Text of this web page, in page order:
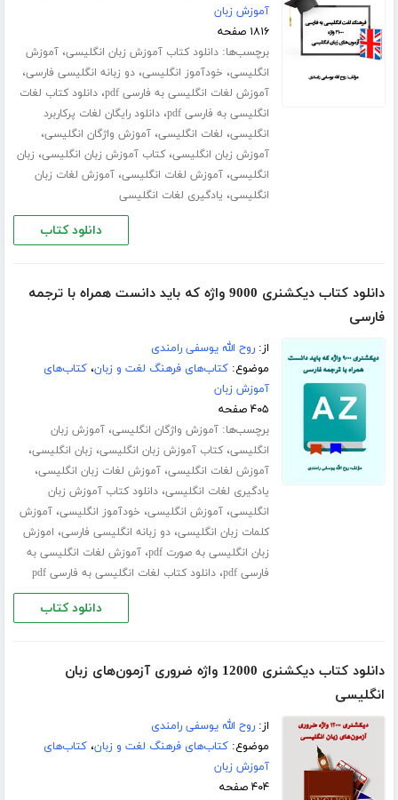
آموزش زبان
۱۸۱۶ صفحه
برچسب‌ها:دانلود کتاب آموزش زبان انگلیسی،آموزش
انگلیسی، خودآموز انگلیسی،دو زبانه انگلیسی فارسی،
آموزش لغات انگلیسی به فارسی pdf ،دانلود کتاب لغات
انگلیسی به فارسی pdf
،دانلود رایگان لغات پرکاربرد
انگلیسی، لغات انگلیسی،آموزش واژگان انگلیسی،
آموزش زبان انگلیسی،کتاب آموزش زبان انگلیسی، زبان
انگلیسی،آموزش لغات انگلیسی،آموزش لغات زبان
انگلیسی، یادگیری لغات انگلیسی
دانلود کتاب
دانلود کتاب دیکشنری 9000 واژه که باید دانست همراه با ترجمه
فارسی
از:روح الله یوسفی رامندی
موضوع:کتاب‌های فرهنگ لغت و زبان،کتاب‌های
آموزش زبان
۴۰۵ صفحه
برچسب‌ها:آموزش واژگان انگلیسی،آموزش زبان
انگلیسی،کتاب آموزش زبان انگلیسی، زبان انگلیسی،
آموزش لغات انگلیسی،آموزش لغات زبان انگلیسی،
یادگیری لغات انگلیسی،دانلود کتاب آموزش زبان
انگلیسی،آموزش انگلیسی، خودآموز انگلیسی،آموزش
کلمات زبان انگلیسی،دو زبانه انگلیسی فارسی، اموزش
زبان انگلیسی به صورت pdf
،آموزش لغات انگلیسی به
فارسی pdf
،دانلود کتاب لغات انگلیسی به فارسی pdf
دانلود کتاب
دانلود کتاب دیکشنری 12000 واژه ضروری آزمون‌های زبان
انگلیسی
از:روح الله یوسفی رامندی
موضوع:کتاب‌های فرهنگ لغت و زبان،کتاب‌های
آموزش زبان
۴۰۴ صفحه